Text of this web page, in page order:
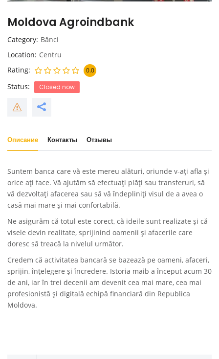
Moldova Agroindbank
Category Bănci
Location Centru
Rating
0.0
Status Closed now
Описание Контакты Отзывы
Suntem banca care vă este mereu alături, oriunde v-ați afla și
orice ați face. Vă ajutăm să efectuați plăți sau transferuri, să
vă dezvoltați afacerea sau să vă îndepliniți visul de a avea o
casă mai mare și mai confortabilă.
Ne asigurăm că totul este corect, că ideile sunt realizate și că
visele devin realitate, sprijinind oamenii și afacerile care
doresc să treacă la nivelul următor.
Credem că activitatea bancară se bazează pe oameni, afaceri,
sprijin, înțelegere și încredere. Istoria maib a început acum 30
de ani, iar în trei decenii am devenit cea mai mare, cea mai
profesionistă și digitală echipă financiară din Republica
Moldova.